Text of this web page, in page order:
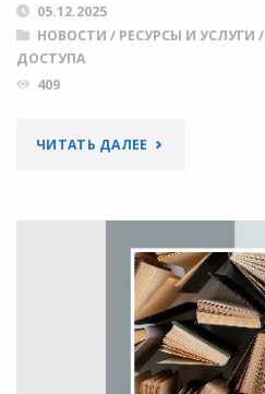
05.12.2025
НОВОСТИ / РЕСУРСЫ И УСЛУГИ /
ДОСТУПА
409
ЧИТАТЬ ДАЛЕЕ "АМЕРИКАНСКОЕ
ЗАПУСКАЕТ
НОВЫЙ
ЖУРНАЛ